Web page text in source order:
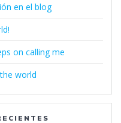
en el blog
on calling me
world